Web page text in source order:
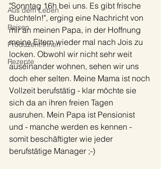
Aus dem Leben
Reisen
Produzent:innen
Rezepte
"Sonntag 16h bei uns. Es gibt frische
Buchteln!", erging eine Nachricht von
mir an meinen Papa, in der Hoffnung
meine Eltern wieder mal nach Jois zu
locken. Obwohl wir nicht sehr weit
auseinander wohnen, sehen wir uns
doch eher selten. Meine Mama ist noch
Vollzeit berufstätig - klar möchte sie
sich da an ihren freien Tagen
ausruhen. Mein Papa ist Pensionist
und - manche werden es kennen -
somit beschäftigter wie jeder
berufstätige Manager ;-)